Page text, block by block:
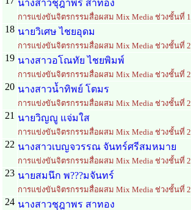
นางสาวชุฎาพร สาทอง
การแข่งขันจิตรกรรมสื่อผสม Mix Media ช่วงชั้นที่ 1
18 นายวิเศษ ไชยอุดม
การแข่งขันจิตรกรรมสื่อผสม Mix Media ช่วงชั้นที่ 2
19 นางสาวอโณทัย ไชยพิมพ์
การแข่งขันจิตรกรรมสื่อผสม Mix Media ช่วงชั้นที่ 2
20 นางสาวน้ำทิพย์ โตมร
การแข่งขันจิตรกรรมสื่อผสม Mix Media ช่วงชั้นที่ 2
21 นายวิญญู แจ่มใส
การแข่งขันจิตรกรรมสื่อผสม Mix Media ช่วงชั้นที่ 2
22 นางสาวเบญจวรรณ จันทร์ศรีสมหมาย
การแข่งขันจิตรกรรมสื่อผสม Mix Media ช่วงชั้นที่ 2
23 นายสมนึก พ???มจันทร์
การแข่งขันจิตรกรรมสื่อผสม Mix Media ช่วงชั้นที่ 2
24 นางสาวชุฎาพร สาทอง